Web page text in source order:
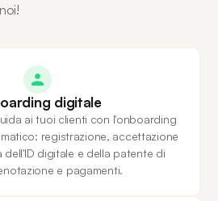
digitale
ai tuoi clienti con l'onboarding
registrazione, accettazione
dell'ID digitale e della patente di
e pagamenti.